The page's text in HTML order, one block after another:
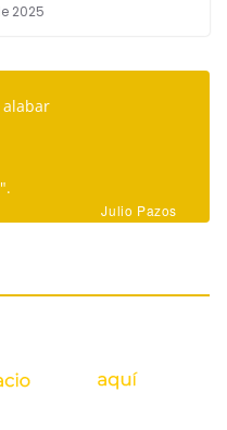
2025
alabar
Julio Pazos